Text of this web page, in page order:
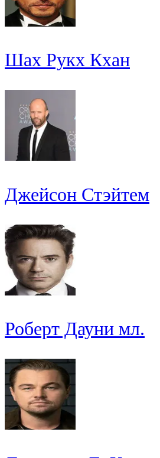
Шах Рукх Кхан
Джейсон Стэйтем
Роберт Дауни мл.